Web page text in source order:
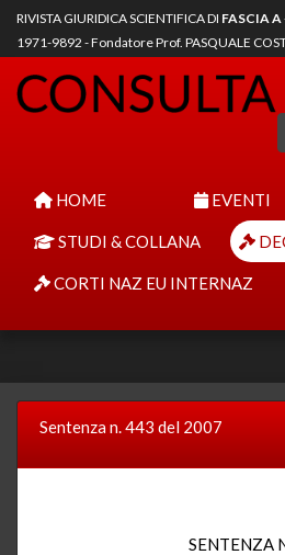
RIVISTA GIURIDICA SCIENTIFICA DI FASCIA A
1971-9892 - Fondatore Prof. PASQUALE
HOME EVENTI
STUDI & COLLANA
CORTI NAZ EU INTERNAZ
Sentenza n. 443 del 2007
SENTENZA